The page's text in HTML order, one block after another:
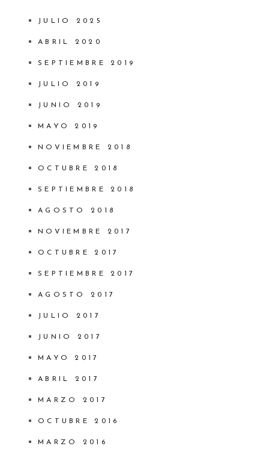
JULIO 2025
ABRIL 2020
SEPTIEMBRE 2019
JULIO 2019
JUNIO 2019
MAYO 2019
NOVIEMBRE 2018
OCTUBRE 2018
SEPTIEMBRE 2018
AGOSTO 2018
NOVIEMBRE 2017
OCTUBRE 2017
SEPTIEMBRE 2017
AGOSTO 2017
JULIO 2017
JUNIO 2017
MAYO 2017
ABRIL 2017
MARZO 2017
OCTUBRE 2016
MARZO 2016